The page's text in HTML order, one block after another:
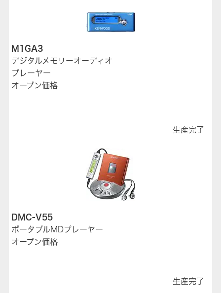
M1GA3
デジタルメモリーオーディオ
プレーヤー
オープン価格
生産完了
DMC-V55
ポータブルMDプレーヤー
オープン価格
生産完了